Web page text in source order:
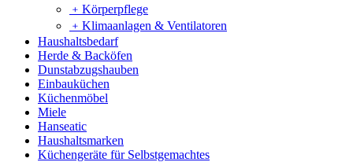
﹢ Körperpflege
﹢ Klimaanlagen & Ventilatoren
Haushaltsbedarf
Herde & Backöfen
Dunstabzugshauben
Einbauküchen
Küchenmöbel
Miele
Hanseatic
Haushaltsmarken
Küchengeräte für Selbstgemachtes